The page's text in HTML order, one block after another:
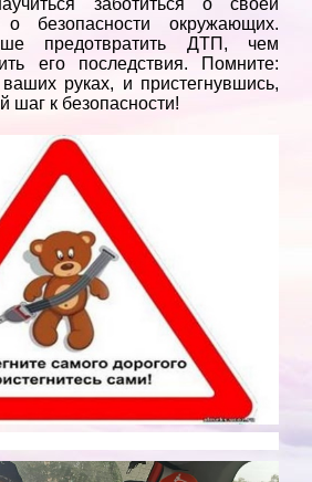
заботиться о своей
безопасности окружающих.
предотвратить ДТП, чем
его последствия. Помните:
руках, и пристегнувшись,
шаг к безопасности!